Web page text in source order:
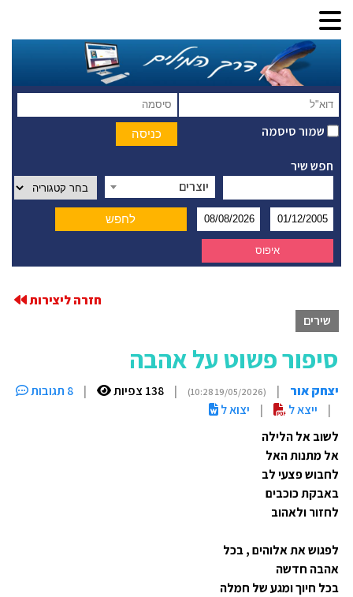
שמור סיסמה
חפש שיר
יוצרים
חזרה ליצירות
שירים
סיפור פשוט על אהבה
יצחק אור |
(19/05/2026 10:28)
| 138 צפיות |
8 תגובות
|
ייצא ל |
יצוא ל
לשוב אל הלילה
אל מתנות האל
לחבוש פצעי לב
באבקת כוכבים
לחזור ולאהוב
לפגוש את אלוהים , בכל
אהבה חדשה
בכל חיוך ומגע של חמלה